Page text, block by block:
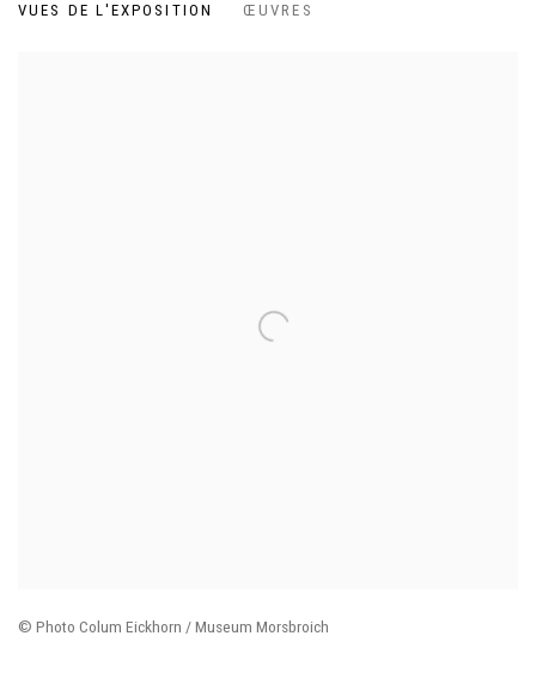
VUES DE L'EXPOSITION ŒUVRES
© Photo Colum Eickhorn / Museum Morsbroich